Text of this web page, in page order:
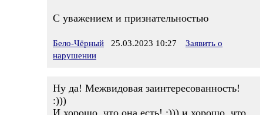
С уважением и признательностью
Бело-Чёрный 25.03.2023 10:27
Заявить о
нарушении
Ну да! Межвидовая заинтересованность!
:)))
И хорошо, что она есть! :))) и хорошо, что